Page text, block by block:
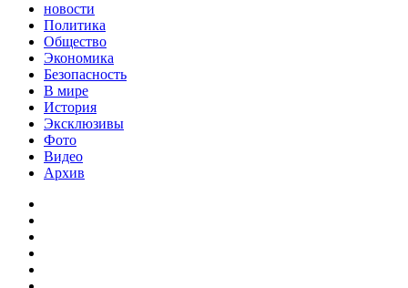
новости
Политика
Общество
Экономика
Безопасность
В мире
История
Эксклюзивы
Фото
Видео
Архив